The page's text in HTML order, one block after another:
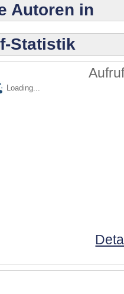
Autoren in
Statistik
Loading...